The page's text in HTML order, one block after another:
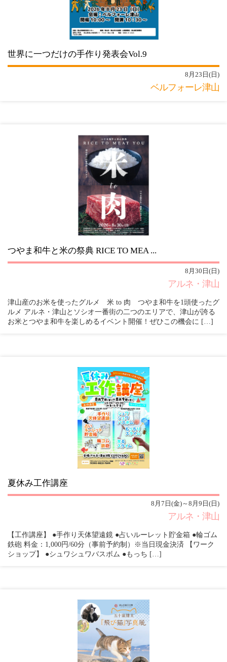
世界に一つだけの手作り発表会Vol.9
8月23日(日)
ベルフォーレ津山
つやま和牛と米の祭典 RICE TO MEA ...
8月30日(日)
アルネ・津山
津山産のお米を使ったグルメ 米 to 肉 つやま和牛を1頭使ったグ
ルメ アルネ・津山とソシオ一番街の二つのエリアで、津山が誇る
お米とつやま和牛を楽しめるイベント開催！ぜひこの機会に […]
夏休み工作講座
8月7日(金)～8月9日(日)
アルネ・津山
【工作講座】 ●手作り天体望遠鏡 ●占いルーレット貯金箱 ●輪ゴム
鉄砲 料金：1,000円/60分（事前予約制）※当日現金決済 【ワーク
ショップ】 ●シュワシュワバスボム ●もっち […]